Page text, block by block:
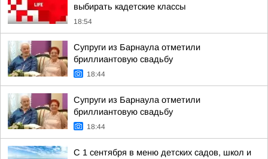
выбирать кадетские классы
18:54
Супруги из Барнаула отметили
бриллиантовую свадьбу
18:44
Супруги из Барнаула отметили
бриллиантовую свадьбу
18:44
С 1 сентября в меню детских садов, школ и